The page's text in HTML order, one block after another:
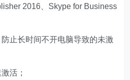
2016、Skype for Business
止长时间不开电脑导致的未激
活；